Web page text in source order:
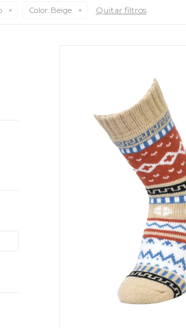
Color: Beige Quitar filtros